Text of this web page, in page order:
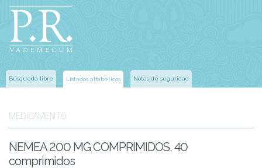
Búsqueda libre Listados alfabéticos Notas de seguridad
MEDICAMENTO
NEMEA 200 MG COMPRIMIDOS, 40
comprimidos